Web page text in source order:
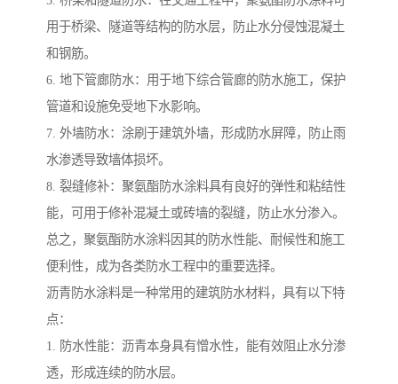
用于桥梁、隧道等结构的防水层，防止水分侵蚀混凝土
和钢筋。
6. 地下管廊防水：用于地下综合管廊的防水施工，保护
管道和设施免受地下水影响。
7. 外墙防水：涂刷于建筑外墙，形成防水屏障，防止雨
水渗透导致墙体损坏。
8. 裂缝修补：聚氨酯防水涂料具有良好的弹性和粘结性
能，可用于修补混凝土或砖墙的裂缝，防止水分渗入。
总之，聚氨酯防水涂料因其的防水性能、耐候性和施工
便利性，成为各类防水工程中的重要选择。
沥青防水涂料是一种常用的建筑防水材料，具有以下特
点：
1. 防水性能：沥青本身具有憎水性，能有效阻止水分渗
透，形成连续的防水层。